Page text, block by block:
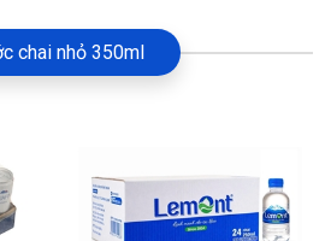
chai nhỏ 350ml